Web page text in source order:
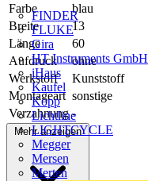
FINDER
FLUKE
Gira
HT Instruments GmbH
iHaus
Kaufel
Kopp
Lichtline
LIGHTCYCLE
Megger
Mersen
Merten
Farbe
blau
Breite
13
Länge
60
Aufdruck
ohne
Werkstoff
Kunststoff
Montageart sonstige
Verzahnung -
Mehr anzeigen